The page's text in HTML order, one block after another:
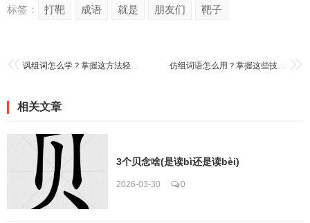
标签： 打靶 成语 就是 朋友们 靶子
讽组词怎么学？掌握这方法轻松搞定！ 仿组词语怎么用？掌握这些技巧超简单！
相关文章
3个贝念啥(是读bì还是读bèi)
2026-03-30 0